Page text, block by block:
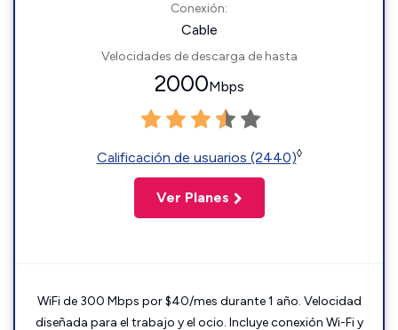
Conexión:
Cable
Velocidades de descarga de hasta
2000Mbps
Calificación de usuarios (2440)◊
Ver Planes
WiFi de 300 Mbps por $40/mes durante 1 año. Velocidad
diseñada para el trabajo y el ocio. Incluye conexión Wi-Fi y